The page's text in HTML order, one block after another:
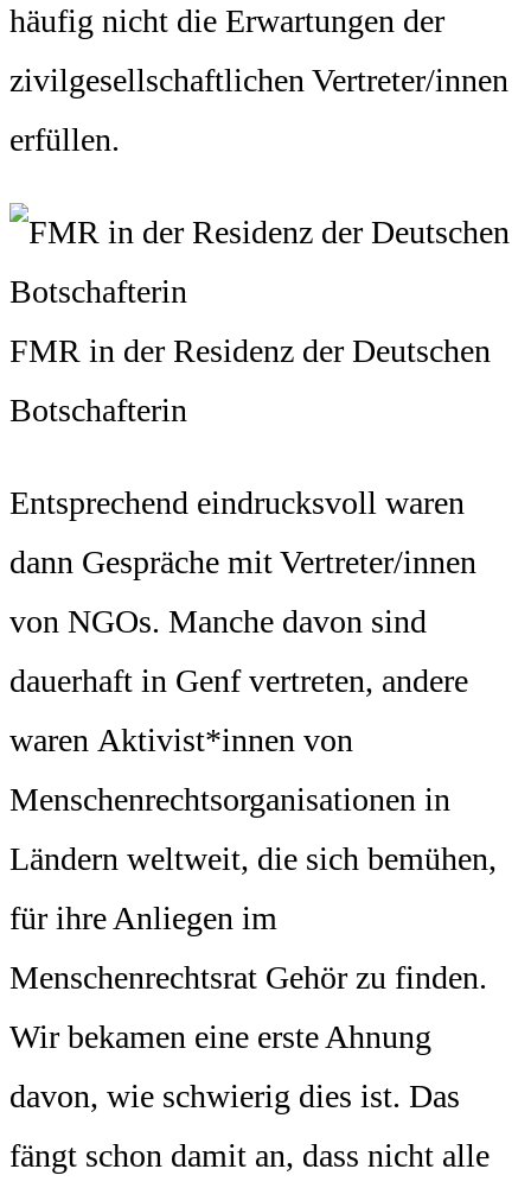
häufig nicht die Erwartungen der
zivilgesellschaftlichen Vertreter/innen
erfüllen.
FMR in der Residenz der Deutschen
Botschafterin
Entsprechend eindrucksvoll waren
dann Gespräche mit Vertreter/innen
von NGOs. Manche davon sind
dauerhaft in Genf vertreten, andere
waren Aktivist*innen von
Menschenrechtsorganisationen in
Ländern weltweit, die sich bemühen,
für ihre Anliegen im
Menschenrechtsrat Gehör zu finden.
Wir bekamen eine erste Ahnung
davon, wie schwierig dies ist. Das
fängt schon damit an, dass nicht alle